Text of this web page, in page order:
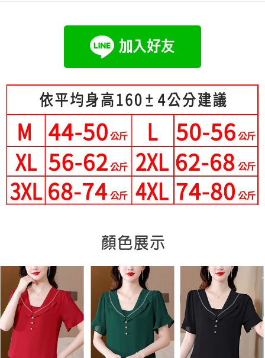
流程，驗證手機門號後，選擇欲分期的期數、繳款截止日，確認付款後即完
3.實際核准額度、可分期數及費用金額請依後續交易確認頁面所載為準。
4.訂單成立30分鐘內，如未前往確認交易或遇審核未通過，訂單將自動取
消。如遇「轉專審核」未通過狀況，表示未達大哥付你分期系統評分，恕無
【繳款方式說明】
1.分期款項不併入電信帳單，「大哥付你分期」於每月結算日後寄送繳費提
2.透過簡訊連結打開帳單後，可選擇「超商條碼／台灣大直營門市／銀行轉
帳／街口支付／iPASS MONEY」等通路繳費。
【注意事項】
1.本服務係由「台灣大哥大股份有限公司」（以下簡稱本公司）所提供，讓
用戶於交易時，得透過本服務購買商品或服務，並由商店將買賣／分期付款
買賣價金債權讓與本公司後，依約使用本公司帳單繳交帳款。
2.基於同意付款使用「大哥付你分期」之契約關係目的，商店將以您的個人
資料（包含姓名、電話或地址）提供予台灣大哥大進項蒐集、處理及利用，
AFTEE先享後付是「在收到商品之後才付款」的支付方式。 讓您購物簡單
１．簡單：不需註冊會員、不需綁卡、不需儲值。
３．安心：先確認商品／服務後，再付款。
【「AFTEE先享後付」結帳流程】
１．於結帳方式選擇「AFTEE先享後付」後，將跳轉至「AFTEE先享後付」
結帳頁面，進行簡訊認證並確認金額後，即可完成結帳。
２．訂單成立數日內，您將收到繳費通知簡訊。
３．收到繳費通知簡訊後14天內，點擊此簡訊中的連結，可透過四大超商／
ATM／網路銀行／等多元方式進行付款，方視為交易完成。
※ 請注意：結帳手續完成當下不需立刻繳費，但若您需要取消訂單，請聯絡
購買商品的店家。未經商家同意取消之訂單仍視為有效，需透過AFTEE先享
後付繳納相關費用。
※ 交易是否成功請以「AFTEE先享後付 」之結帳頁面顯示為準，若有關於
易，需依本服務之必要範圍內提供個人資料，並將交易相關給付款項請求債
權轉讓予恩沛科技股份有限公司。
２．關於個人資料處理事宜，請瀏覽以下網址：
https://aftee.tw/terms/#terms3
３．未成年的使用者請事先徵得法定代理人或監護人之同意方可使用
「AFTEE先享後付」，若未經同意申辦者引起之損失，本公司不負相關責
任。
４．使用「AFTEE先享後付」時，將依據個別帳號之用戶狀況，依本公司即
時審查核予不同之上限額度；若仍有額度不足之情形，本公司將視審查結果
「Hami Point」為中華電信所提供之點數服務，可於會員專區綁定中華電信
運送方式
全家付款取貨
每筆NT$80，滿NT$699(含以上)免運費
付款後全家取貨
每筆NT$80，滿NT$699(含以上)免運費
付款後萊爾富取貨
付款後7-11取貨
每筆NT$80，滿NT$699(含以上)免運費
宅配
每筆NT$70，滿NT$699(含以上)免運費
離島-郵局寄送